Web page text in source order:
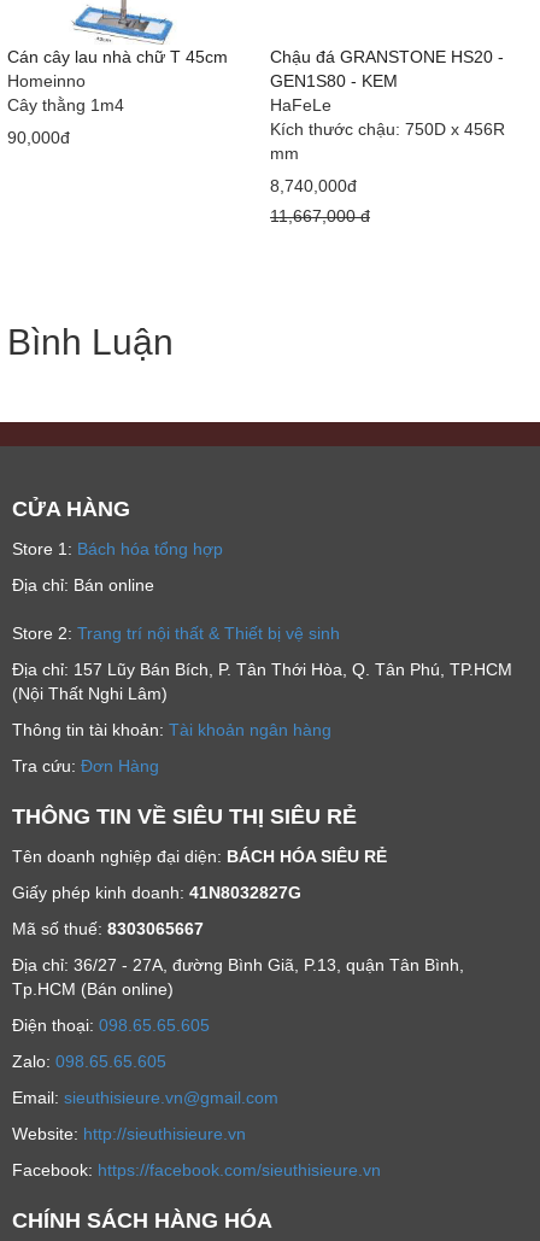
Cán cây lau nhà chữ T 45cm
Homeinno
Cây thằng 1m4
90,000đ
Chậu đá GRANSTONE HS20 -
GEN1S80 - KEM
HaFeLe
Kích thước chậu: 750D x 456R
mm
8,740,000đ
11,667,000 đ
Bình Luận
CỬA HÀNG
Store 1: Bách hóa tổng hợp
Địa chỉ: Bán online
Store 2: Trang trí nội thất & Thiết bị vệ sinh
Địa chỉ: 157 Lũy Bán Bích, P. Tân Thới Hòa, Q. Tân Phú, TP.HCM
(Nội Thất Nghi Lâm)
Thông tin tài khoản: Tài khoản ngân hàng
Tra cứu: Đơn Hàng
THÔNG TIN VỀ SIÊU THỊ SIÊU RẺ
Tên doanh nghiệp đại diện: BÁCH HÓA SIÊU RẺ
Giấy phép kinh doanh: 41N8032827G
Mã số thuế: 8303065667
Địa chỉ: 36/27 - 27A, đường Bình Giã, P.13, quận Tân Bình,
Tp.HCM (Bán online)
Ðiện thoại: 098.65.65.605
Zalo: 098.65.65.605
Email: sieuthisieure.vn@gmail.com
Website: http://sieuthisieure.vn
Facebook: https://facebook.com/sieuthisieure.vn
CHÍNH SÁCH HÀNG HÓA